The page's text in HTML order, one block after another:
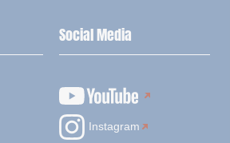
Social Media
Instagram